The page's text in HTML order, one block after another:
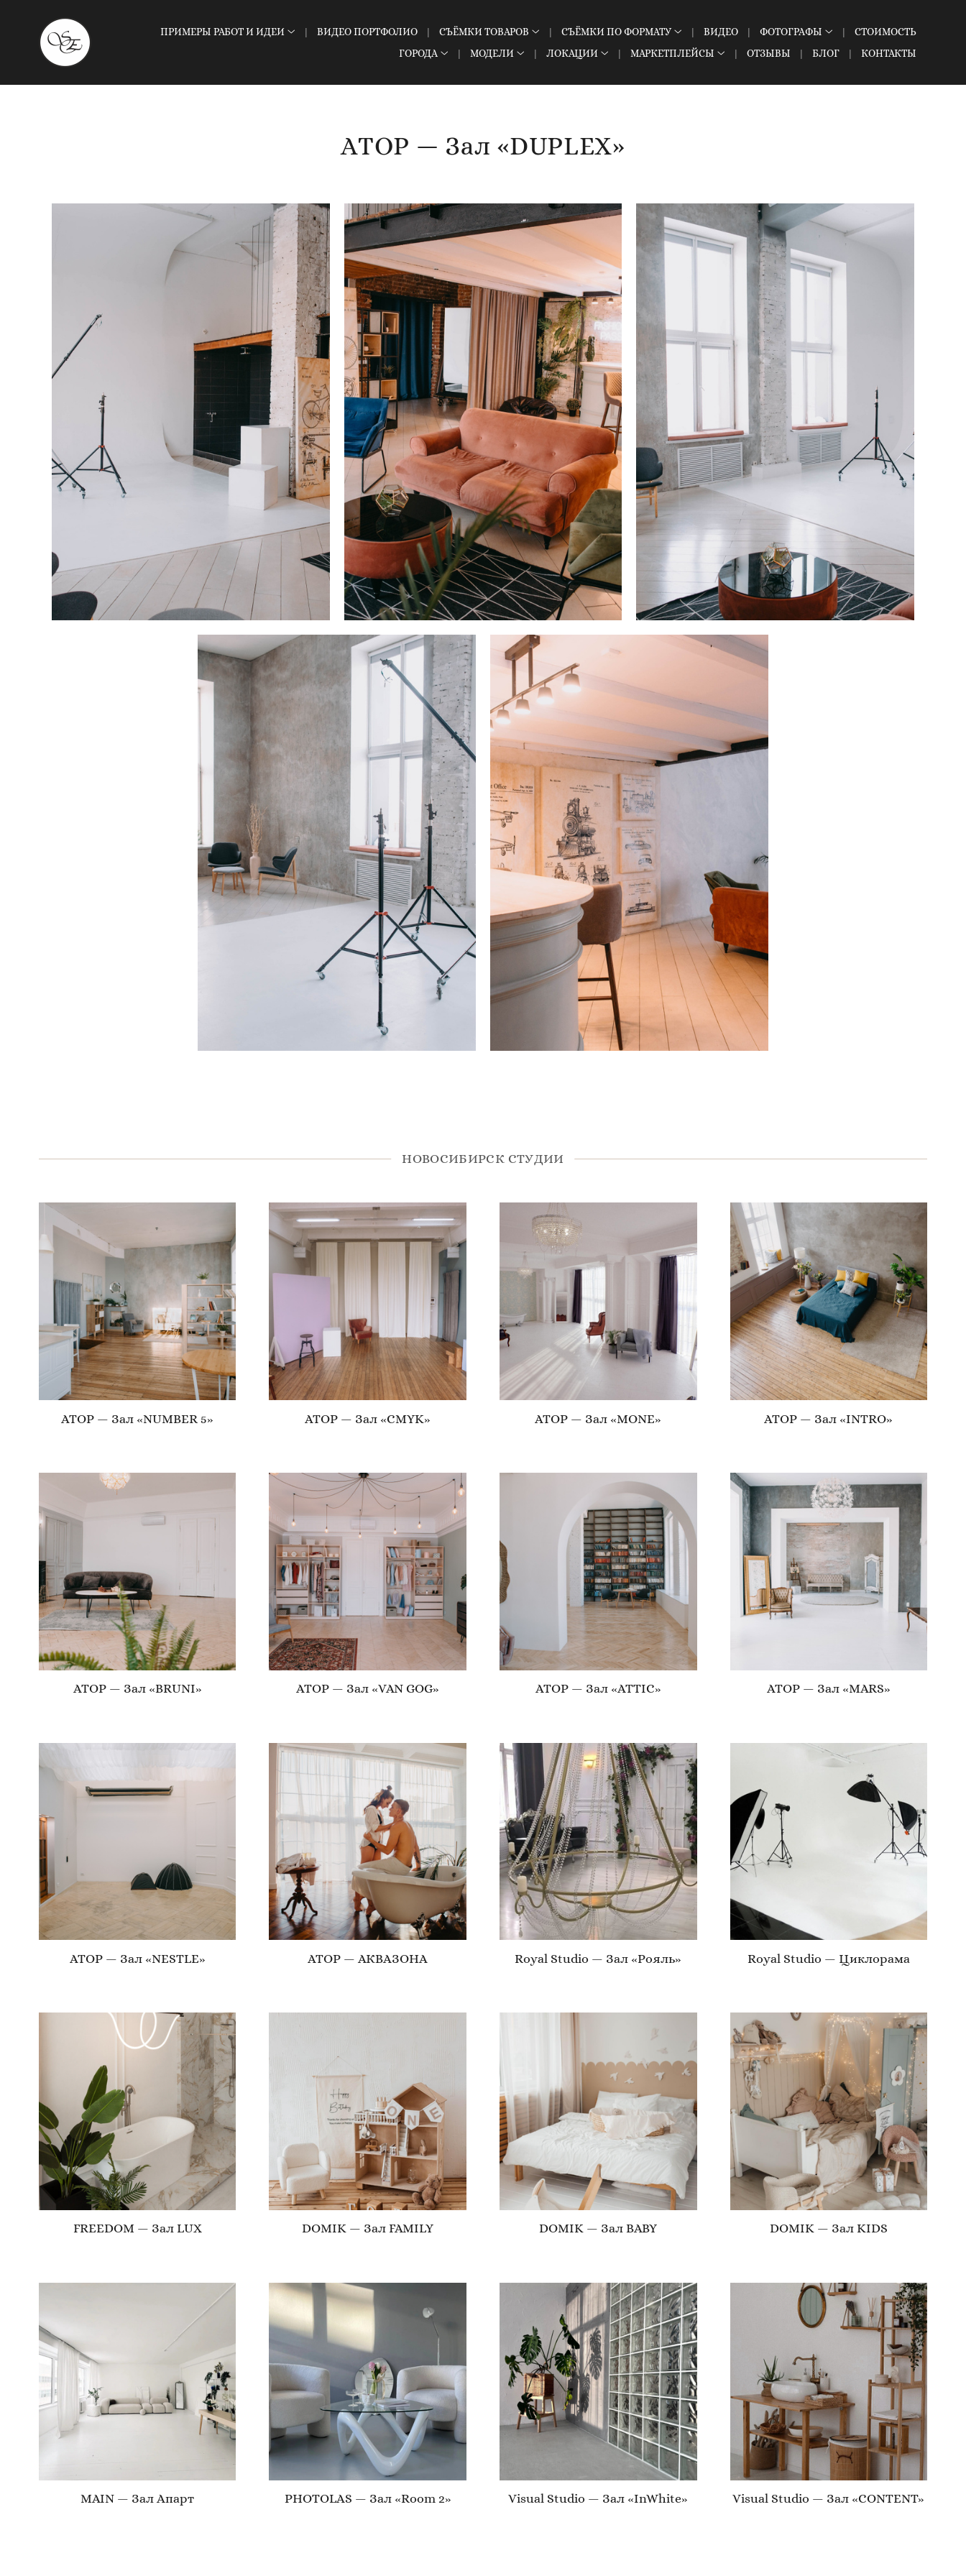
ПРИМЕРЫ РАБОТ И ИДЕИ ВИДЕО ПОРТФОЛИО СЪЁМКИ ТОВАРОВ СЪЁМКИ ПО ФОРМАТУ ВИДЕО ФОТОГРАФЫ
СТОИМОСТЬ
ГОРОДА
МОДЕЛИ ЛОКАЦИИ МАРКЕТПЛЕЙСЫ ОТЗЫВЫ БЛОГ КОНТАКТЫ
ATOP — Зал «DUPLEX»
НОВОСИБИРСК СТУДИИ
ATOP — Зал «NUMBER 5» ATOP — Зал «CMYK» ATOP — Зал «MONE» ATOP — Зал «INTRO»
ATOP — Зал «BRUNI» ATOP — Зал «VAN GOG» ATOP — Зал «ATTIC» ATOP — Зал «MARS»
ATOP — Зал «NESTLE» ATOP — АКВАЗОНА Royal Studio — Зал «Рояль» Royal Studio — Циклорама
FREEDOM — Зал LUX DOMIK — Зал FAMILY DOMIK — Зал BABY DOMIK — Зал KIDS
MAIN — Зал Апарт PHOTOLAS — Зал «Room 2» Visual Studio — Зал «InWhite» Visual Studio — Зал «CONTENT»